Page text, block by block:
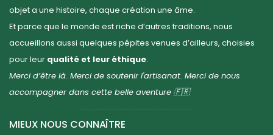
objet a une histoire, chaque création une âme.
Et parce que le monde est riche d’autres traditions, nous
accueillons aussi quelques pépites venues d’ailleurs, choisies
pour leur qualité et leur éthique.
Merci d’être là. Merci de soutenir l'artisanat. Merci de nous
accompagner dans cette belle aventure 🇫🇷
MIEUX NOUS CONNAÎTRE